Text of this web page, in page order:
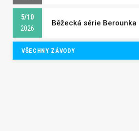
5/10
2026
Běžecká série Berounka
VŠECHNY ZÁVODY